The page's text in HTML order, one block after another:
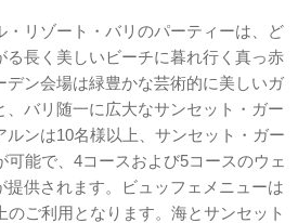
リゾート・バリのパーティーは、ど
る長く美しいビーチに暮れ行く真っ赤
デン会場は緑豊かな芸術的に美しいガ
、バリ随一に広大なサンセット・ガー
ルンは10名様以上、サンセット・ガー
可能で、4コースおよび5コースのウェ
提供されます。ビュッフェメニューは
のご利用となります。海とサンセット